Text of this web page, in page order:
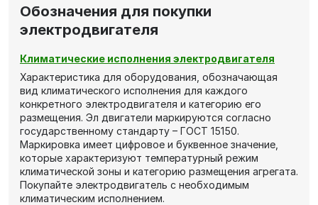
Обозначения для покупки
электродвигателя
Климатические исполнения электродвигателя
Характеристика для оборудования, обозначающая
вид климатического исполнения для каждого
конкретного электродвигателя и категорию его
размещения. Эл двигатели маркируются согласно
государственному стандарту – ГОСТ 15150.
Маркировка имеет цифровое и буквенное значение,
которые характеризуют температурный режим
климатической зоны и категорию размещения агрегата.
Покупайте электродвигатель с необходимым
климатическим исполнением.